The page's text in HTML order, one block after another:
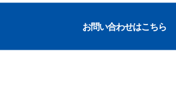
お問い合わせはこちら